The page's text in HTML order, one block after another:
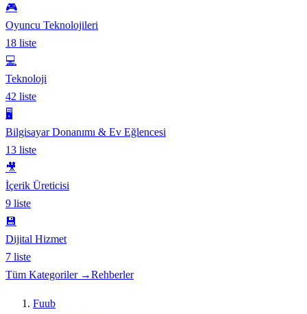
🎮
Oyuncu Teknolojileri
18 liste
💻
Teknoloji
42 liste
🖥️
Bilgisayar Donanımı & Ev Eğlencesi
13 liste
🎥
İçerik Üreticisi
9 liste
💾
Dijital Hizmet
7 liste
Tüm Kategoriler →Rehberler
Fuub